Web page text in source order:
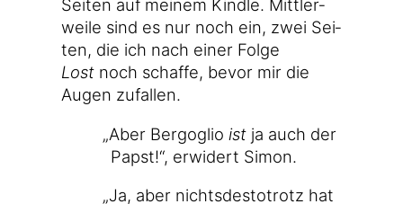
Sei­ten auf mei­nem Kind­le. Mitt­ler­
wei­le sind es nur noch ein, zwei Sei­
ten, die ich nach einer Fol­ge
Lost noch schaf­fe, bevor mir die
Augen zufallen.
„Aber Berg­o­glio istja auch der
Papst!“, erwi­dert Simon.
„Ja, aber nichts­des­to­trotz hat